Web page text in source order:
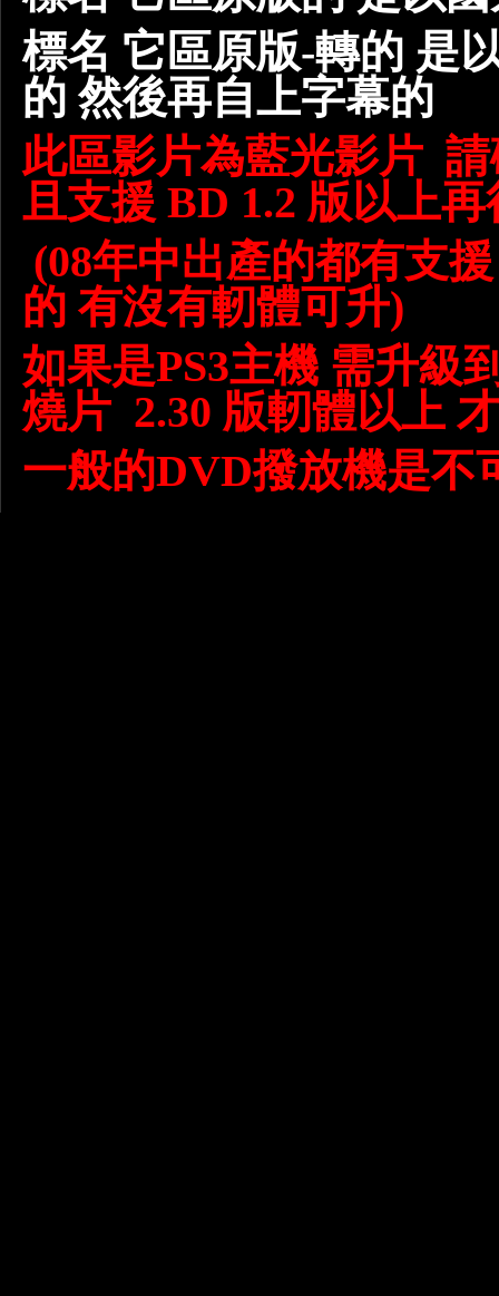
標名 它區原版-轉的 是
的 然後再自上字幕的
此區影片為藍光影片
且支援 BD 1.2 版以上
(08年中出產的都有支
的 有沒有軔體可升)
如果是PS3主機 需升級
燒片 2.30 版軔體以上
一般的DVD撥放機是不